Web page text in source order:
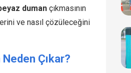
duman çıkmasının
ve nasıl çözüleceğini
Çıkar?